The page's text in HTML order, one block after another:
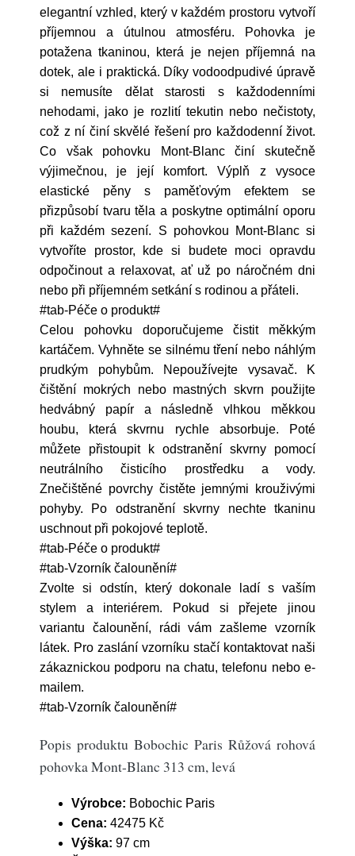
elegantní vzhled, který v každém prostoru vytvoří
příjemnou a útulnou atmosféru. Pohovka je
potažena tkaninou, která je nejen příjemná na
dotek, ale i praktická. Díky vodoodpudivé úpravě
si nemusíte dělat starosti s každodenními
nehodami, jako je rozlití tekutin nebo nečistoty,
což z ní činí skvělé řešení pro každodenní život.
Co však pohovku Mont-Blanc činí skutečně
výjimečnou, je její komfort. Výplň z vysoce
elastické pěny s paměťovým efektem se
přizpůsobí tvaru těla a poskytne optimální oporu
při každém sezení. S pohovkou Mont-Blanc si
vytvoříte prostor, kde si budete moci opravdu
odpočinout a relaxovat, ať už po náročném dni
nebo při příjemném setkání s rodinou a přáteli.
#tab-Péče o produkt#
Celou pohovku doporučujeme čistit měkkým
kartáčem. Vyhněte se silnému tření nebo náhlým
prudkým pohybům. Nepoužívejte vysavač. K
čištění mokrých nebo mastných skvrn použijte
hedvábný papír a následně vlhkou měkkou
houbu, která skvrnu rychle absorbuje. Poté
můžete přistoupit k odstranění skvrny pomocí
neutrálního čisticího prostředku a vody.
Znečištěné povrchy čistěte jemnými krouživými
pohyby. Po odstranění skvrny nechte tkaninu
uschnout při pokojové teplotě.
#tab-Péče o produkt#
#tab-Vzorník čalounění#
Zvolte si odstín, který dokonale ladí s vaším
stylem a interiérem. Pokud si přejete jinou
variantu čalounění, rádi vám zašleme vzorník
látek. Pro zaslání vzorníku stačí kontaktovat naši
zákaznickou podporu na chatu, telefonu nebo e-
mailem.
#tab-Vzorník čalounění#
Popis produktu Bobochic Paris Růžová rohová
pohovka Mont-Blanc 313 cm, levá
Výrobce: Bobochic Paris
Cena: 42475 Kč
Výška: 97 cm